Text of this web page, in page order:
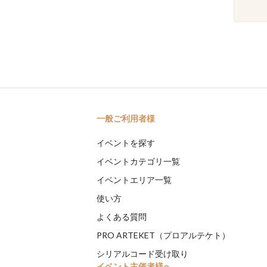
一般ご利用者様
イベントを探す
イベントカテゴリ一覧
イベントエリア一覧
使い方
よくある質問
PRO ARTEKET（プロアルテケト）
シリアルコード受け取り